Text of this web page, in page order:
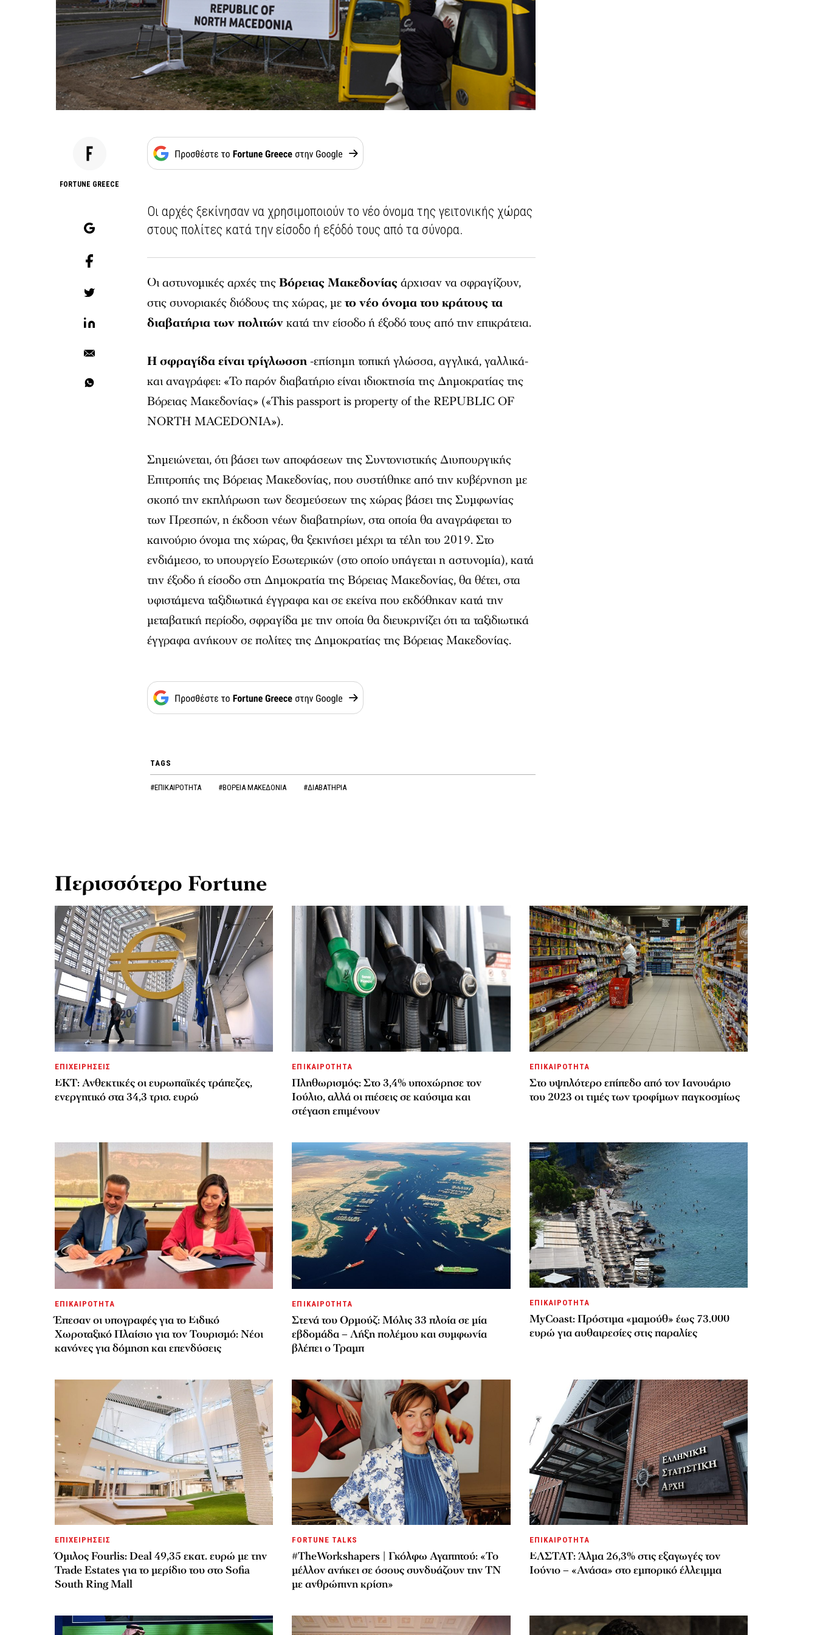
FORTUNE GREECE
Οι αρχές ξεκίνησαν να χρησιμοποιούν το νέο όνομα της γειτονικής χώρας
στους πολίτες κατά την είσοδο ή εξόδό τους από τα σύνορα.
Οι αστυνομικές αρχές τηςΒόρειας Μακεδονίας άρχισαν να σφραγίζουν,
στις συνοριακές διόδους της χώρας, μετο νέο όνομα του κράτους τα
διαβατήρια των πολιτώνκατά την είσοδο ή έξοδό τους από την επικράτεια.
Η σφραγίδα είναι τρίγλωσση-επίσημη τοπική γλώσσα, αγγλικά, γαλλικά-
και αναγράφει: «Το παρόν διαβατήριο είναι ιδιοκτησία της Δημοκρατίας της
Βόρειας Μακεδονίας» («This passport is property of the REPUBLIC OF
NORTH MACEDONIA»).
Σημειώνεται, ότι βάσει των αποφάσεων της Συντονιστικής Διυπουργικής
Επιτροπής της Βόρειας Μακεδονίας, που συστήθηκε από την κυβέρνηση με
σκοπό την εκπλήρωση των δεσμεύσεων της χώρας βάσει της Συμφωνίας
των Πρεσπών, η έκδοση νέων διαβατηρίων, στα οποία θα αναγράφεται το
καινούριο όνομα της χώρας, θα ξεκινήσει μέχρι τα τέλη του 2019. Στο
ενδιάμεσο, το υπουργείο Εσωτερικών (στο οποίο υπάγεται η αστυνομία), κατά
την έξοδο ή είσοδο στη Δημοκρατία της Βόρειας Μακεδονίας, θα θέτει, στα
υφιστάμενα ταξιδιωτικά έγγραφα και σε εκείνα που εκδόθηκαν κατά την
μεταβατική περίοδο, σφραγίδα με την οποία θα διευκρινίζει ότι τα ταξιδιωτικά
έγγραφα ανήκουν σε πολίτες της Δημοκρατίας της Βόρειας Μακεδονίας.
TAGS
#ΕΠΙΚΑΙΡΟΤΗΤΑ #ΒΟΡΕΙΑ ΜΑΚΕΔΟΝΙΑ #ΔΙΑΒΑΤΗΡΙΑ
Περισσότερο Fortune
ΕΠΙΧΕΙΡΗΣΕΙΣ
ΕΚΤ: Ανθεκτικές οι ευρωπαϊκές τράπεζες,
ενεργητικό στα 34,3 τρισ. ευρώ
ΕΠΙΚΑΙΡΟΤΗΤΑ
Πληθωρισμός: Στο 3,4% υποχώρησε τον
Ιούλιο, αλλά οι πιέσεις σε καύσιμα και
στέγαση επιμένουν
ΕΠΙΚΑΙΡΟΤΗΤΑ
Στο υψηλότερο επίπεδο από τον Ιανουάριο
του 2023 οι τιμές των τροφίμων παγκοσμίως
ΕΠΙΚΑΙΡΟΤΗΤΑ
Έπεσαν οι υπογραφές για το Ειδικό
Χωροταξικό Πλαίσιο για τον Τουρισμό: Νέοι
κανόνες για δόμηση και επενδύσεις
ΕΠΙΚΑΙΡΟΤΗΤΑ
Στενά του Ορμούζ: Μόλις 33 πλοία σε μία
εβδομάδα – Λήξη πολέμου και συμφωνία
βλέπει ο Τραμπ
ΕΠΙΚΑΙΡΟΤΗΤΑ
MyCoast: Πρόστιμα «μαμούθ» έως 73.000
ευρώ για αυθαιρεσίες στις παραλίες
ΕΠΙΧΕΙΡΗΣΕΙΣ
Όμιλος Fourlis: Deal 49,35 εκατ. ευρώ με την
Trade Estates για το μερίδιο του στο Sofia
South Ring Mall
FORTUNE TALKS
#TheWorkshapers | Γκόλφω Αγαπητού: «Το
μέλλον ανήκει σε όσους συνδυάζουν την ΤΝ
με ανθρώπινη κρίση»
ΕΠΙΚΑΙΡΟΤΗΤΑ
ΕΛΣΤΑΤ: Άλμα 26,3% στις εξαγωγές τον
Ιούνιο – «Ανάσα» στο εμπορικό έλλειμμα